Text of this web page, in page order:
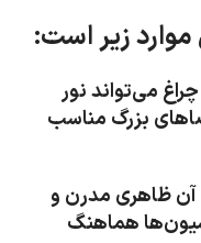
زیر است:
۵۰ وات، این چراغ می‌تواند نور
بزرگ مناسب
آن ظاهری مدرن و
هماهنگ